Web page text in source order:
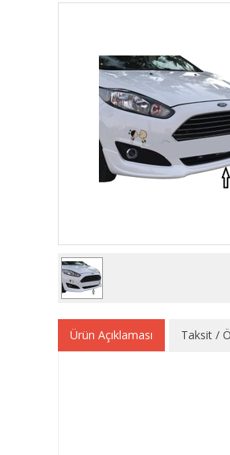
Ürün Açıklaması Taksit /